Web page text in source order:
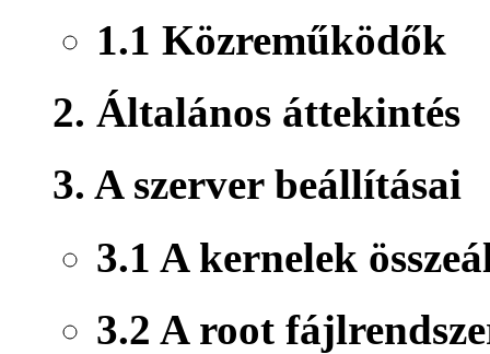
1.1 Közreműködők
2. Általános áttekintés
3. A szerver beállításai
3.1 A kernelek
3.2 A root